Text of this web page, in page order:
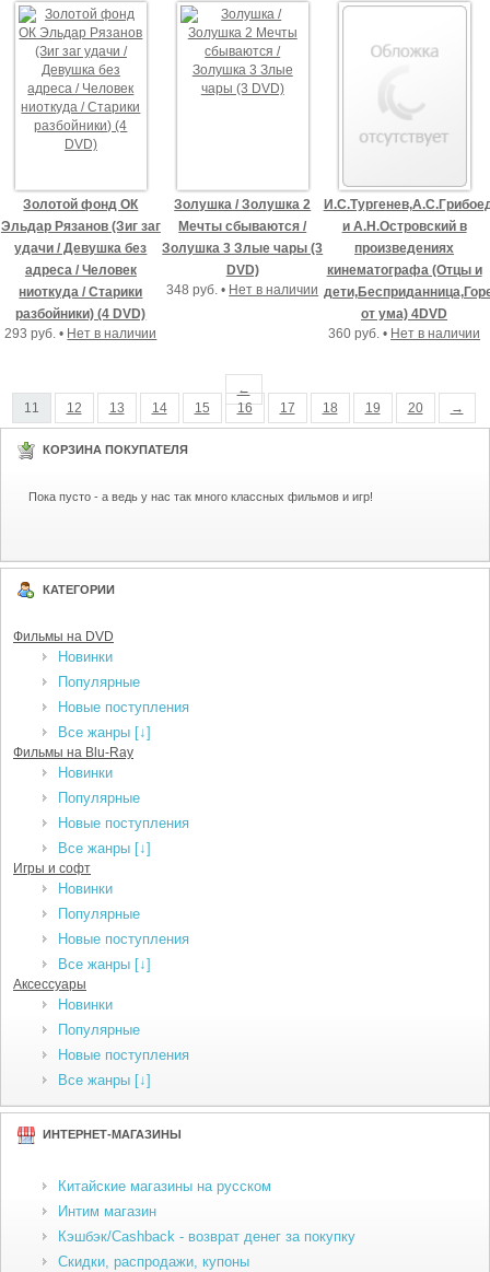
КОРЗИНА ПОКУПАТЕЛЯ
Пока пусто - а ведь у нас так много классных фильмов и игр!
КАТЕГОРИИ
Фильмы на DVD
Новинки
Популярные
Новые поступления
Все жанры [↓]
Фильмы на Blu-Ray
Новинки
Популярные
Новые поступления
Все жанры [↓]
Игры и софт
Новинки
Популярные
Новые поступления
Все жанры [↓]
Аксессуары
Новинки
Популярные
Новые поступления
Все жанры [↓]
ИНТЕРНЕТ-МАГАЗИНЫ
Китайские магазины на русском
Интим магазин
Кэшбэк/Cashback - возврат денег за покупку
Скидки, распродажи, купоны
Золотой фонд ОК
Эльдар Рязанов (Зиг заг
удачи / Девушка без
адреса / Человек
ниоткуда / Старики
разбойники) (4 DVD)
293 руб. • Нет в наличии
Золушка / Золушка 2
Мечты сбываются /
Золушка 3 Злые чары (3
DVD)
348 руб. • Нет в наличии
и А.Н.Островский в
произведениях
кинематографа (Отцы и
от ума) 4DVD
360 руб. • Нет в наличии
←
11
12 13 14 15 16 17 18 19 20 →